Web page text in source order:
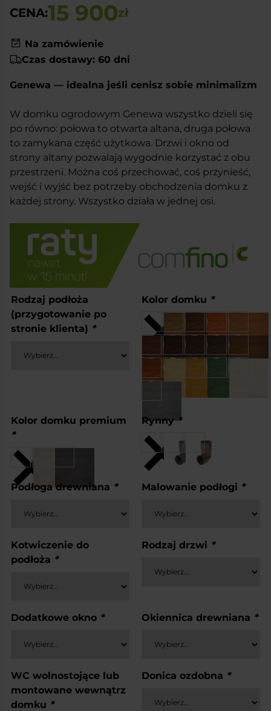
CENA:15 900zł
Na zamówienie
Czas dostawy: 60 dni
Genewa — idealna jeśli cenisz sobie minimalizm
W domku ogrodowym Genewa wszystko dzieli się
po równo: połowa to otwarta altana, druga połowa
to zamykana część użytkowa. Drzwi i okno od
strony altany pozwalają wygodnie korzystać z obu
przestrzeni. Można coś przechować, coś przynieść,
wejść i wyjść bez potrzeby obchodzenia domku z
każdej strony. Wszystko działa w jednej osi.
Rodzaj podłoża
(przygotowanie po
stronie klienta) *
Kolor domku *
Kolor domku premium
*
Rynny*
Podłoga drewniana * Malowanie podłogi *
Kotwiczenie do
podłoża *
Rodzaj drzwi *
Dodatkowe okno * Okiennica drewniana *
WC wolnostojące lub
montowane wewnątrz
domku *
Donica ozdobna *